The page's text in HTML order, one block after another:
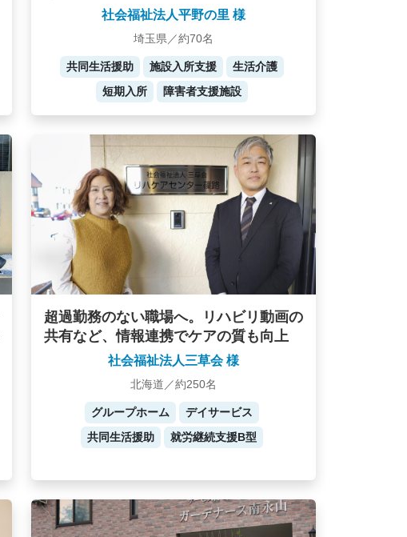
社会福祉法人平野の里 様
埼玉県／約70名
共同生活援助 施設入所支援
生活介護
短期入所
障害者支援施設
超過勤務のない職場へ。リハビリ動画の
共有など、情報連携でケアの質も向上
社会福祉法人三草会 様
北海道／約250名
グループホーム
デイサービス
共同生活援助
就労継続支援B型